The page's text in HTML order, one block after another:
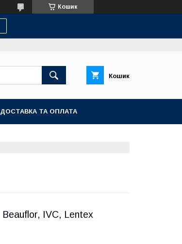
Кошик
Кошик
ДОСТАВКА ТА ОПЛАТА
Beauflor, IVC, Lentex